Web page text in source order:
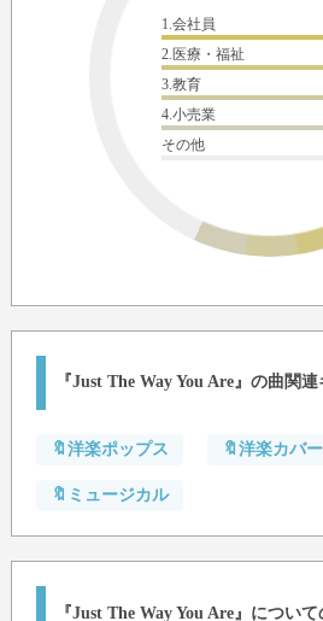
1.会社員
2.医療・福祉
3.教育
4.小売業
その他
『Just The Way You Are』の曲関
🔖洋楽ポップス 🔖洋楽カバー
🔖ミュージカル
『Just The Way You Are』につい